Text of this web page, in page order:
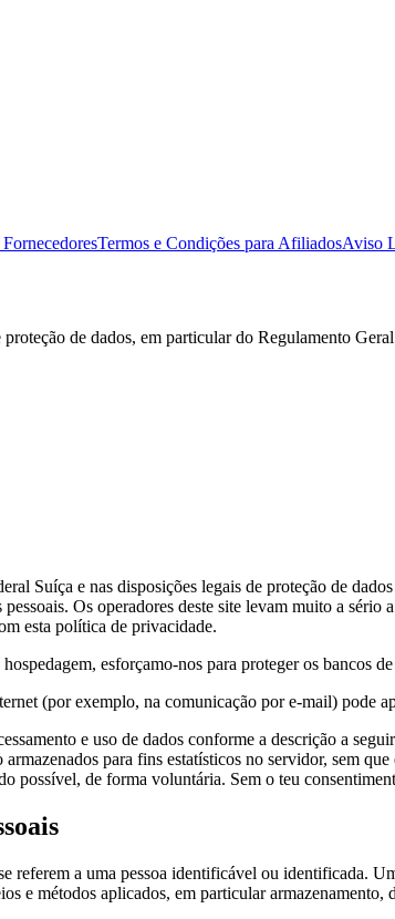
Termos e Condições para AfiliadosAviso
de dados, em particular do Regulamento
Suíça e nas disposições legais de proteção de
Os operadores deste site levam muito a
esta política de privacidade.
esforçamo-nos para proteger os bancos
(por exemplo, na comunicação por e-mail) pode
e uso de dados conforme a descrição a
para fins estatísticos no servidor, sem
possível, de forma voluntária. Sem o teu
referem a uma pessoa identificável ou identificada.
e métodos aplicados, em particular